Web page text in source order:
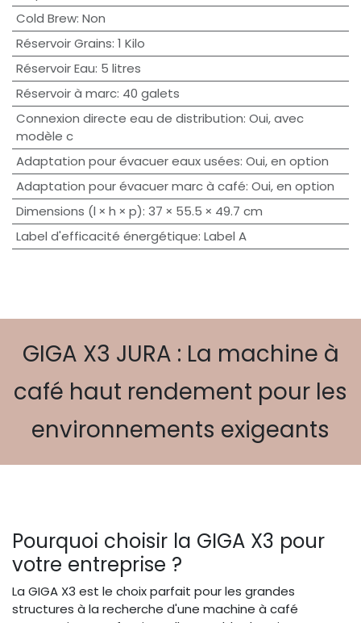
Cold Brew: Non
Réservoir Grains: 1 Kilo
Réservoir Eau: 5 litres
Réservoir à marc: 40 galets
Connexion directe eau de distribution: Oui, avec
modèle c
Adaptation pour évacuer eaux usées: Oui, en option
Adaptation pour évacuer marc à café: Oui, en option
Dimensions (l × h × p): 37 × 55.5 × 49.7 cm
Label d'efficacité énergétique: Label A
GIGA X3 JURA : La machine à
café haut rendement pour les
environnements exigeants
Pourquoi choisir la GIGA X3 pour
votre entreprise ?
La GIGA X3 est le choix parfait pour les grandes
structures à la recherche d'une machine à café